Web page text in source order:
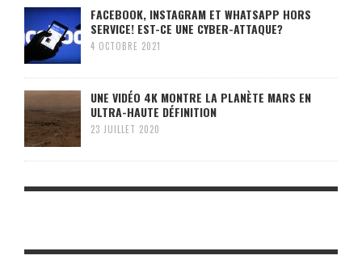
FACEBOOK, INSTAGRAM ET WHATSAPP HORS
SERVICE! EST-CE UNE CYBER-ATTAQUE?
4 OCTOBRE 2021
UNE VIDÉO 4K MONTRE LA PLANÈTE MARS EN
ULTRA-HAUTE DÉFINITION
23 JUILLET 2020